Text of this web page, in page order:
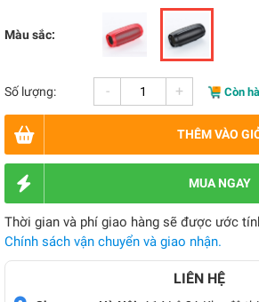
Màu sắc:
Số lượng: - + Còn
THÊM VÀO
MUA NGAY
Thời gian và phí giao hàng sẽ được ước
Chính sách vận chuyển và giao nhận.
LIÊN HỆ